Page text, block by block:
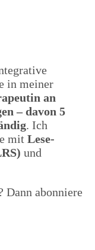
in meiner
an
– davon 5
. Ich
mit Lese-
und
Dann abonniere